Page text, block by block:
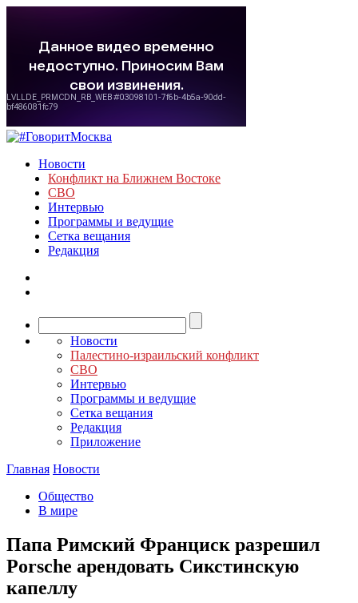
Новости
Конфликт на Ближнем Востоке
СВО
Интервью
Программы и ведущие
Сетка вещания
Редакция
Новости
Палестино-израильский конфликт
СВО
Интервью
Программы и ведущие
Сетка вещания
Редакция
Приложение
Главная Новости
Общество
В мире
Папа Римский Франциск разрешил
Porsche арендовать Сикстинскую
капеллу